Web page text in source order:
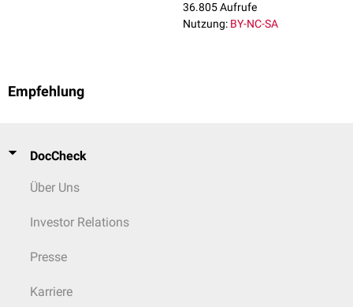
36.805 Aufrufe
Nutzung: BY-NC-SA
Empfehlung
DocCheck
Über Uns
Investor Relations
Presse
Karriere